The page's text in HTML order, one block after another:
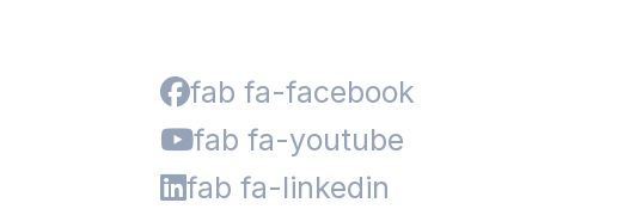
fab fa-facebook
fab fa-youtube
fab fa-linkedin